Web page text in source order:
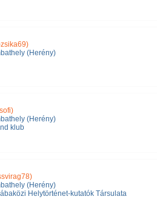
(Herény)
(Herény)
klub
(Herény)
Helytörténet-kutatók Társulata